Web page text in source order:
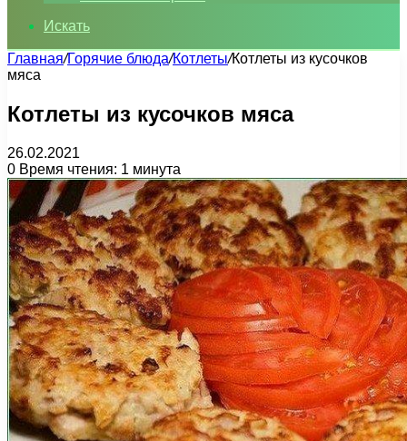
Искать
Главная/Горячие блюда/Котлеты/Котлеты из кусочков
мяса
Котлеты из кусочков мяса
26.02.2021
0 Время чтения: 1 минута